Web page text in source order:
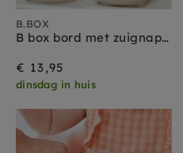
B.BOX
B box bord met zuignap 2 in 1 latte
€ 13,95
dinsdag in huis